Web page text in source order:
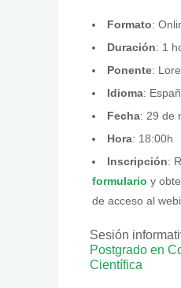
Formato:
Duración: 1
Ponente:
Idioma:
Fecha: 29 de
Hora: 18:00h
Inscripción:
formulario y
de acceso al
Sesión
Postgrado en
Científica